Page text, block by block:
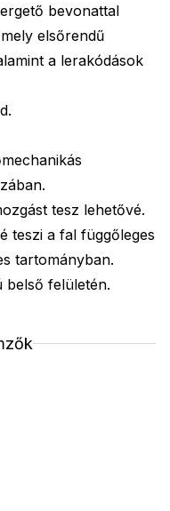
bevonattal
elsőrendű
a lerakódások
tesz lehetővé.
teszi a fal függőleges
tartományban.
belső felületén.